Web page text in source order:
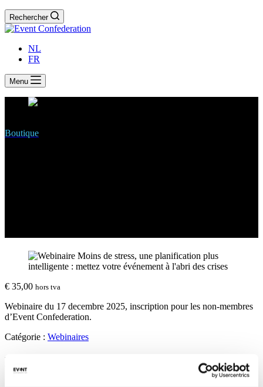
Rechercher
NL
FR
Menu
Boutique
€ 35,00 hors tva
Webinaire du 17 decembre 2025, inscription pour les non-membres
d’Event Confederation.
Catégorie : Webinaires
Description